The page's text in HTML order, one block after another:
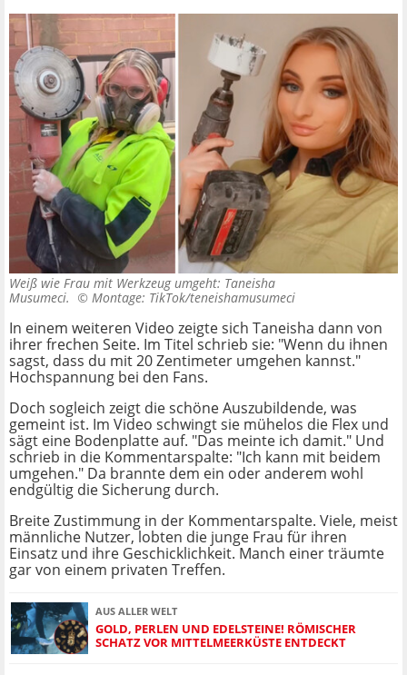
Weiß wie Frau mit Werkzeug umgeht: Taneisha
Musumeci. © Montage: TikTok/teneishamusumeci
In einem weiteren Video zeigte sich Taneisha dann von
ihrer frechen Seite. Im Titel schrieb sie: "Wenn du ihnen
sagst, dass du mit 20 Zentimeter umgehen kannst."
Hochspannung bei den Fans.
Doch sogleich zeigt die schöne Auszubildende, was
gemeint ist. Im Video schwingt sie mühelos die Flex und
sägt eine Bodenplatte auf. "Das meinte ich damit." Und
schrieb in die Kommentarspalte: "Ich kann mit beidem
umgehen." Da brannte dem ein oder anderem wohl
endgültig die Sicherung durch.
Breite Zustimmung in der Kommentarspalte. Viele, meist
männliche Nutzer, lobten die junge Frau für ihren
Einsatz und ihre Geschicklichkeit. Manch einer träumte
gar von einem privaten Treffen.
AUS ALLER WELT
GOLD, PERLEN UND EDELSTEINE! RÖMISCHER
SCHATZ VOR MITTELMEERKÜSTE ENTDECKT